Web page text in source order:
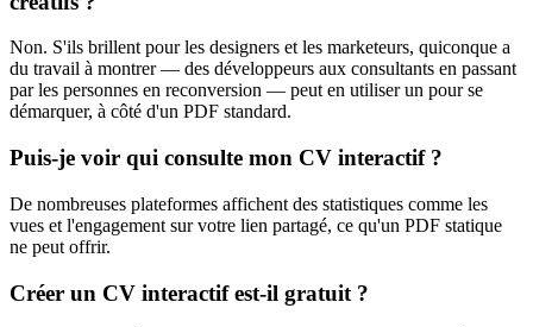
Non. S'ils brillent pour les designers et les marketeurs, quiconque a
du travail à montrer — des développeurs aux consultants en passant
par les personnes en reconversion — peut en utiliser un pour se
démarquer, à côté d'un PDF standard.
Puis-je voir qui consulte mon CV interactif ?
De nombreuses plateformes affichent des statistiques comme les
vues et l'engagement sur votre lien partagé, ce qu'un PDF statique
ne peut offrir.
Créer un CV interactif est-il gratuit ?